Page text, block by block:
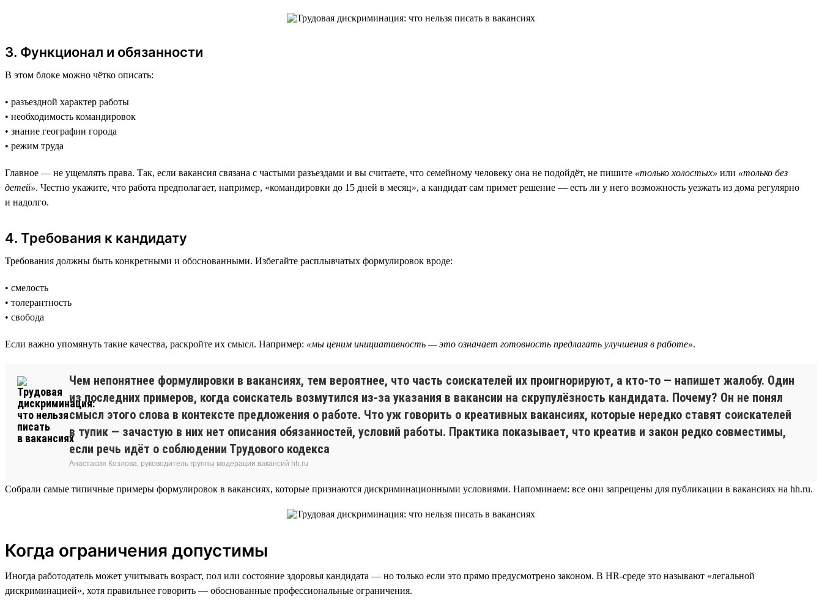
3. Функционал и обязанности
В этом блоке можно чётко описать:
• разъездной характер работы
• необходимость командировок
• знание географии города
• режим труда
Главное — не ущемлять права. Так, если вакансия связана с частыми разъездами и вы считаете, что семейному человеку она не подойдёт, не пишите «только холостых» или «только без
детей». Честно укажите, что работа предполагает, например, «командировки до 15 дней в месяц», а кандидат сам примет решение — есть ли у него возможность уезжать из дома регулярно
и надолго.
4. Требования к кандидату
Требования должны быть конкретными и обоснованными. Избегайте расплывчатых формулировок вроде:
• смелость
• толерантность
• свобода
Если важно упомянуть такие качества, раскройте их смысл. Например: «мы ценим инициативность — это означает готовность предлагать улучшения в работе».
Чем непонятнее формулировки в вакансиях, тем вероятнее, что часть соискателей их проигнорируют, а кто-то — напишет жалобу. Один
из последних примеров, когда соискатель возмутился из-за указания в вакансии на скрупулёзность кандидата. Почему? Он не понял
смысл этого слова в контексте предложения о работе. Что уж говорить о креативных вакансиях, которые нередко ставят соискателей
в тупик — зачастую в них нет описания обязанностей, условий работы. Практика показывает, что креатив и закон редко совместимы,
если речь идёт о соблюдении Трудового кодекса
Анастасия Козлова, руководитель группы модерации вакансий hh.ru
Собрали самые типичные примеры формулировок в вакансиях, которые признаются дискриминационными условиями. Напоминаем: все они запрещены для публикации в вакансиях на hh.ru.
Когда ограничения допустимы
Иногда работодатель может учитывать возраст, пол или состояние здоровья кандидата — но только если это прямо предусмотрено законом. В HR-среде это называют «легальной
дискриминацией», хотя правильнее говорить — обоснованные профессиональные ограничения.